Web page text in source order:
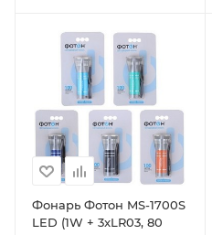
Фонарь Фотон MS-1700S
LED (1W + 3xLR03, 80